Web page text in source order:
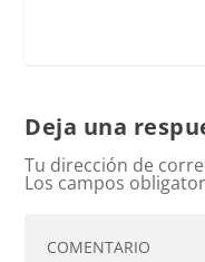
Deja una
Tu dirección de
Los campos